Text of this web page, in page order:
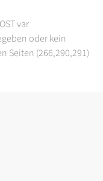
var
oder kein
Seiten (266,290,291)